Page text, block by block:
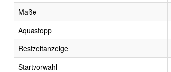
Maße
Aquastopp
Restzeitanzeige
Startvorwahl